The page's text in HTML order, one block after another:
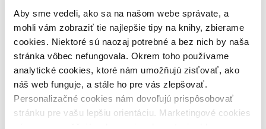
Aby sme vedeli, ako sa na našom webe správate, a
mohli vám zobraziť tie najlepšie tipy na knihy, zbierame
cookies. Niektoré sú naozaj potrebné a bez nich by naša
stránka vôbec nefungovala. Okrem toho používame
analytické cookies, ktoré nám umožňujú zisťovať, ako
náš web funguje, a stále ho pre vás zlepšovať.
Personalizačné cookies nám dovoľujú prispôsobovať
stránku pre vašu lepšiu orientáciu. Marketingové cookies
nám zas umožňujú zobrazenie relevantnej reklamy.
Bestsellery
Top hodnotené
Novinky
Najdrahšie
Najlacnejšie
Najvyššia zľava
Použité filtre